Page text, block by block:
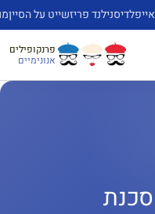
דיסנילנד פריזשייט על הסיין
פרנקופילים
אנונימיים